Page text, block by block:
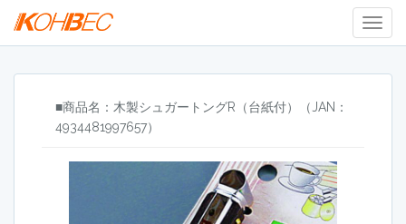
■商品名：木製シュガートングR（台紙付）（JAN：
4934481997657）